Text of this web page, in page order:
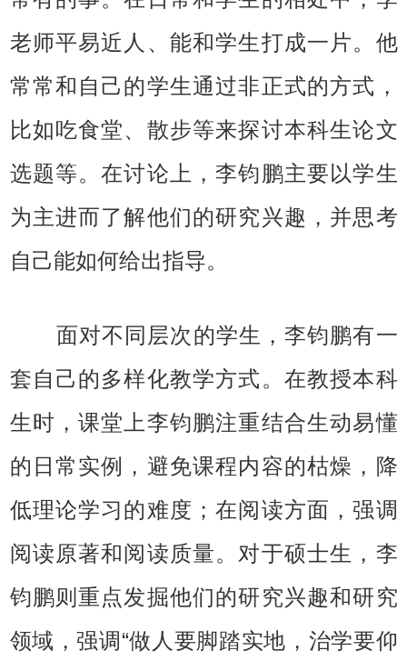
老师平易近人、能和学生打成一片。他
常常和自己的学生通过非正式的方式，
比如吃食堂、散步等来探讨本科生论文
选题等。在讨论上，李钧鹏主要以学生
为主进而了解他们的研究兴趣，并思考
自己能如何给出指导。
面对不同层次的学生，李钧鹏有一
套自己的多样化教学方式。在教授本科
生时，课堂上李钧鹏注重结合生动易懂
的日常实例，避免课程内容的枯燥，降
低理论学习的难度；在阅读方面，强调
阅读原著和阅读质量。对于硕士生，李
钧鹏则重点发掘他们的研究兴趣和研究
领域，强调“做人要脚踏实地，治学要仰